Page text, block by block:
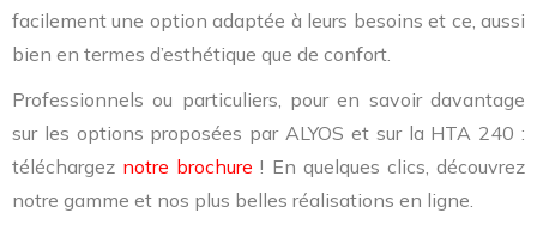
facilement une option adaptée à leurs besoins et ce, aussi
bien en termes d’esthétique que de confort.
Professionnels ou particuliers, pour en savoir davantage
sur les options proposées par ALYOS et sur la HTA 240 :
téléchargez notre brochure ! En quelques clics, découvrez
notre gamme et nos plus belles réalisations en ligne.